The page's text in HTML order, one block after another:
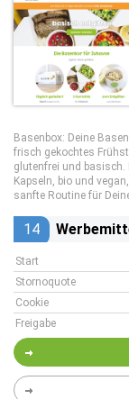
Basenbox: Deine
frisch gekochtes
glutenfrei und
Kapseln, bio und
sanfte Routine für
14
Start
Stornoquote
Cookie
Freigabe